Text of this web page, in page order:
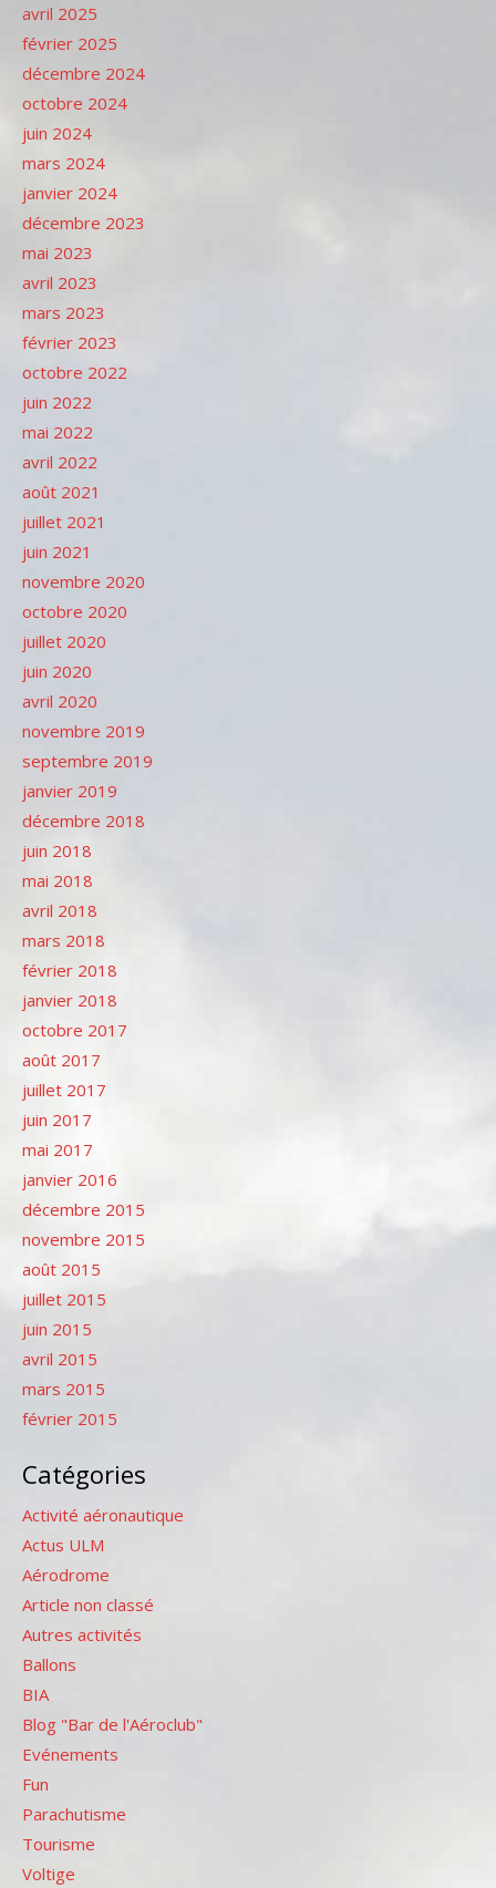
avril 2025
février 2025
décembre 2024
octobre 2024
juin 2024
mars 2024
janvier 2024
décembre 2023
mai 2023
avril 2023
mars 2023
février 2023
octobre 2022
juin 2022
mai 2022
avril 2022
août 2021
juillet 2021
juin 2021
novembre 2020
octobre 2020
juillet 2020
juin 2020
avril 2020
novembre 2019
septembre 2019
janvier 2019
décembre 2018
juin 2018
mai 2018
avril 2018
mars 2018
février 2018
janvier 2018
octobre 2017
août 2017
juillet 2017
juin 2017
mai 2017
janvier 2016
décembre 2015
novembre 2015
août 2015
juillet 2015
juin 2015
avril 2015
mars 2015
février 2015
Catégories
Activité aéronautique
Actus ULM
Aérodrome
Article non classé
Autres activités
Ballons
BIA
Blog "Bar de l'Aéroclub"
Evénements
Fun
Parachutisme
Tourisme
Voltige